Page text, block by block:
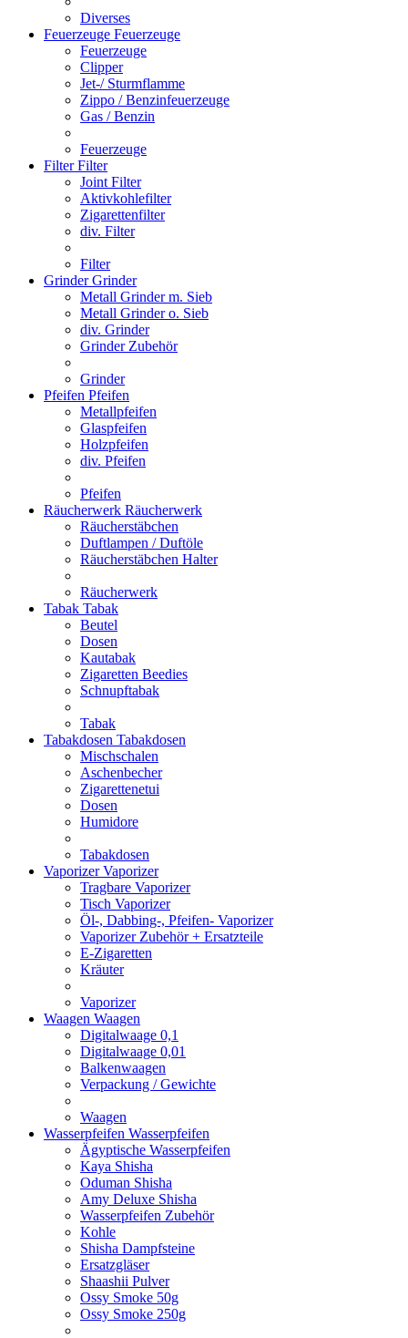
Diverses
Feuerzeuge Feuerzeuge
Feuerzeuge
Clipper
Jet-/ Sturmflamme
Zippo / Benzinfeuerzeuge
Gas / Benzin
Feuerzeuge
FilterFilter
Joint Filter
Aktivkohlefilter
Zigarettenfilter
div. Filter
Filter
GrinderGrinder
Metall Grinder m. Sieb
Metall Grinder o. Sieb
div. Grinder
Grinder Zubehör
Grinder
Pfeifen Pfeifen
Metallpfeifen
Glaspfeifen
Holzpfeifen
div. Pfeifen
Pfeifen
Räucherwerk Räucherwerk
Räucherstäbchen
Duftlampen / Duftöle
Räucherstäbchen Halter
Räucherwerk
Tabak Tabak
Beutel
Dosen
Kautabak
Zigaretten Beedies
Schnupftabak
Tabak
Tabakdosen Tabakdosen
Mischschalen
Aschenbecher
Zigarettenetui
Dosen
Humidore
Tabakdosen
VaporizerVaporizer
Tragbare Vaporizer
Tisch Vaporizer
Öl-, Dabbing-, Pfeifen- Vaporizer
Vaporizer Zubehör + Ersatzteile
E-Zigaretten
Kräuter
Vaporizer
Waagen Waagen
Digitalwaage 0,1
Digitalwaage 0,01
Balkenwaagen
Verpackung / Gewichte
Waagen
Wasserpfeifen Wasserpfeifen
Ägyptische Wasserpfeifen
Kaya Shisha
Oduman Shisha
Amy Deluxe Shisha
Wasserpfeifen Zubehör
Kohle
Shisha Dampfsteine
Ersatzgläser
Shaashii Pulver
Ossy Smoke 50g
Ossy Smoke 250g